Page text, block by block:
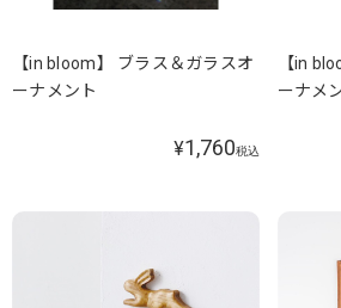
【in bloom】 ブラス＆ガラスオ
ーナメント
¥1,760税込
【in
ーナメ